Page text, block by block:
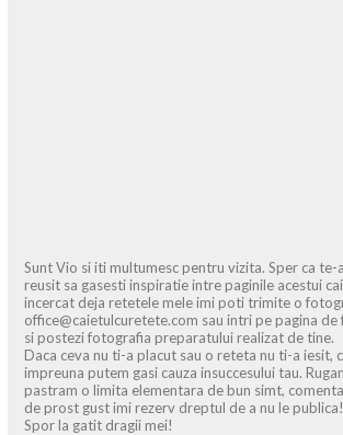
Sunt Vio si iti multumesc pentru vizita. Sper ca te-
reusit sa gasesti inspiratie intre paginile acestui
incercat deja retetele mele imi poti trimite o
office@caietulcuretete.com sau intri pe pagina
si postezi fotografia preparatului realizat de tine.
Daca ceva nu ti-a placut sau o reteta nu ti-a iesit,
impreuna putem gasi cauza insuccesului tau.
pastram o limita elementara de bun simt,
de prost gust imi rezerv dreptul de a nu le publica!
Spor la gatit dragii mei!